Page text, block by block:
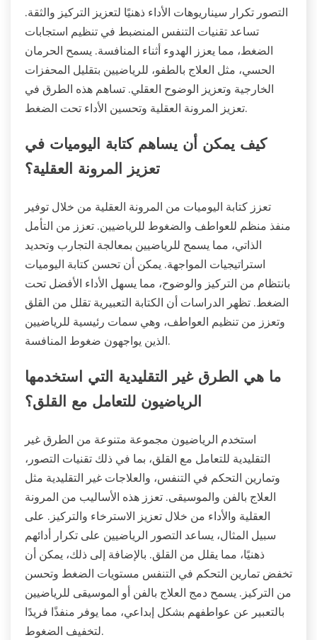
التصور تكرار سيناريوهات الأداء ذهنيًا لتعزيز التركيز والثقة.
تساعد تقنيات التنفس المنضبط في تنظيم استجابات
الضغط، مما يعزز الهدوء أثناء المنافسة. يسمح الحرمان
الحسي، مثل العلاج بالطفو، للرياضيين بتقليل المحفزات
الخارجية وتعزيز الوضوح العقلي. تساهم هذه الطرق في
تعزيز المرونة العقلية وتحسين الأداء تحت الضغط.
كيف يمكن أن يساهم كتابة اليوميات في
تعزيز المرونة العقلية؟
تعزز كتابة اليوميات من المرونة العقلية من خلال توفير
منفذ منظم للعواطف والضغوط للرياضيين. تعزز من التأمل
الذاتي، مما يسمح للرياضيين بمعالجة التجارب وتحديد
استراتيجيات المواجهة. يمكن أن تحسن كتابة اليوميات
بانتظام من التركيز والوضوح، مما يسهل الأداء الأفضل تحت
الضغط. تظهر الدراسات أن الكتابة التعبيرية تقلل من القلق
وتعزز من تنظيم العواطف، وهي سمات رئيسية للرياضيين
الذين يواجهون ضغوط المنافسة.
ما هي الطرق غير التقليدية التي استخدمها
الرياضيون للتعامل مع القلق؟
استخدم الرياضيون مجموعة متنوعة من الطرق غير
التقليدية للتعامل مع القلق، بما في ذلك تقنيات التصور،
وتمارين التحكم في التنفس، والعلاجات غير التقليدية مثل
العلاج بالفن والموسيقى. تعزز هذه الأساليب من المرونة
العقلية والأداء من خلال تعزيز الاسترخاء والتركيز. على
سبيل المثال، يساعد التصور الرياضيين على تكرار أدائهم
ذهنيًا، مما يقلل من القلق. بالإضافة إلى ذلك، يمكن أن
تخفض تمارين التحكم في التنفس مستويات الضغط وتحسن
من التركيز. يسمح دمج العلاج بالفن أو الموسيقى للرياضيين
بالتعبير عن عواطفهم بشكل إبداعي، مما يوفر منفذًا فريدًا
لتخفيف الضغوط.